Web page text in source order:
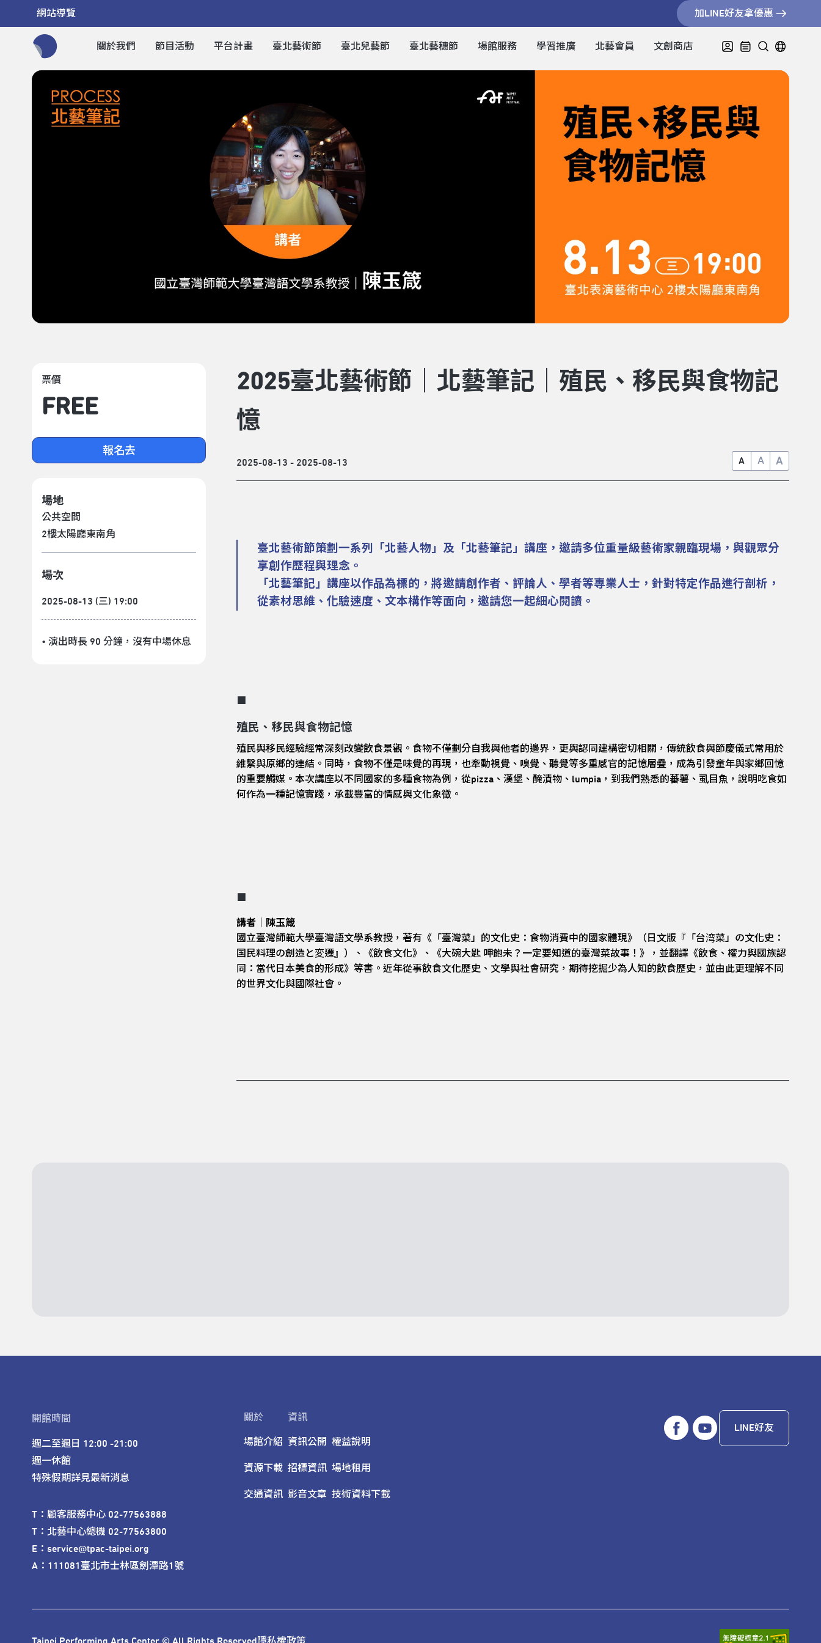
網站導覽 加LINE好友拿優惠
關於我們 節目活動 平台計畫 臺北藝術節 臺北兒藝節 臺北藝穗節 場館服務 學習推廣 北藝會員 文創商店
票價
FREE
報名去
場地
公共空間
2樓太陽廳東南角
場次
2025-08-13 (三) 19:00
• 演出時長 90 分鐘 ，沒有中場休息
2025臺北藝術節｜北藝筆記｜殖民、移民與食物記
憶
2025-08-13 - 2025-08-13 A A A
臺北藝術節策劃一系列「北藝人物」及「北藝筆記」講座，邀請多位重量級藝術家親臨現場，與觀眾分
享創作歷程與理念。
「北藝筆記」講座以作品為標的，將邀請創作者、評論人、學者等專業人士，針對特定作品進行剖析，
從素材思維、化驗速度、文本構作等面向，邀請您一起細心閱讀。
殖民、移民與食物記憶
殖民與移民經驗經常深刻改變飲食景觀。食物不僅劃分自我與他者的邊界，更與認同建構密切相關，傳統飲食與節慶儀式常用於
維繫與原鄉的連結。同時，食物不僅是味覺的再現，也牽動視覺、嗅覺、聽覺等多重感官的記憶層疊，成為引發童年與家鄉回憶
的重要觸媒。本次講座以不同國家的多種食物為例，從pizza、漢堡、醃漬物、lumpia，到我們熟悉的蕃薯、虱目魚，說明吃食如
何作為一種記憶實踐，承載豐富的情感與文化象徵。
講者｜陳玉箴
國立臺灣師範大學臺灣語文學系教授，著有《「臺灣菜」的文化史：食物消費中的國家體現》（日文版『「台湾菜」の文化史：
国民料理の創造と変遷』）、《飲食文化》、《大碗大匙 呷飽未？一定要知道的臺灣菜故事！》，並翻譯《飲食、權力與國族認
同：當代日本美食的形成》等書。近年從事飲食文化歷史、文學與社會研究，期待挖掘少為人知的飲食歷史，並由此更理解不同
的世界文化與國際社會。
開館時間
週二至週日 12:00 -21:00
週一休館
特殊假期詳見最新消息
T：顧客服務中心 02-77563888
T：北藝中心總機 02-77563800
E：service@tpac-taipei.org
A：111081臺北市士林區劍潭路1號
關於
場館介紹
資源下載
交通資訊
資訊
資訊公開
招標資訊
影音文章
權益說明
場地租用
技術資料下載
LINE好友
Taipei Performing Arts Center © All Rights Reserved隱私權政策